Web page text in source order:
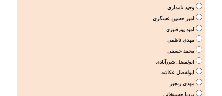
وحید نامداری
امیر حسین عسگری
امید پورقنبری
مهدی ناظمی
محمد حسینی
ابولفضل شورآبادی
ابولفضل عکاشه
مهدی رنجبر
بردیا حسینخانی